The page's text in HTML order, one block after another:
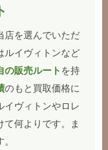
店を選んでいただ
ルイヴィトンなど
の販売ルート を持
のもと買取価格に
イヴィトンやロレ
て何よりです。ま